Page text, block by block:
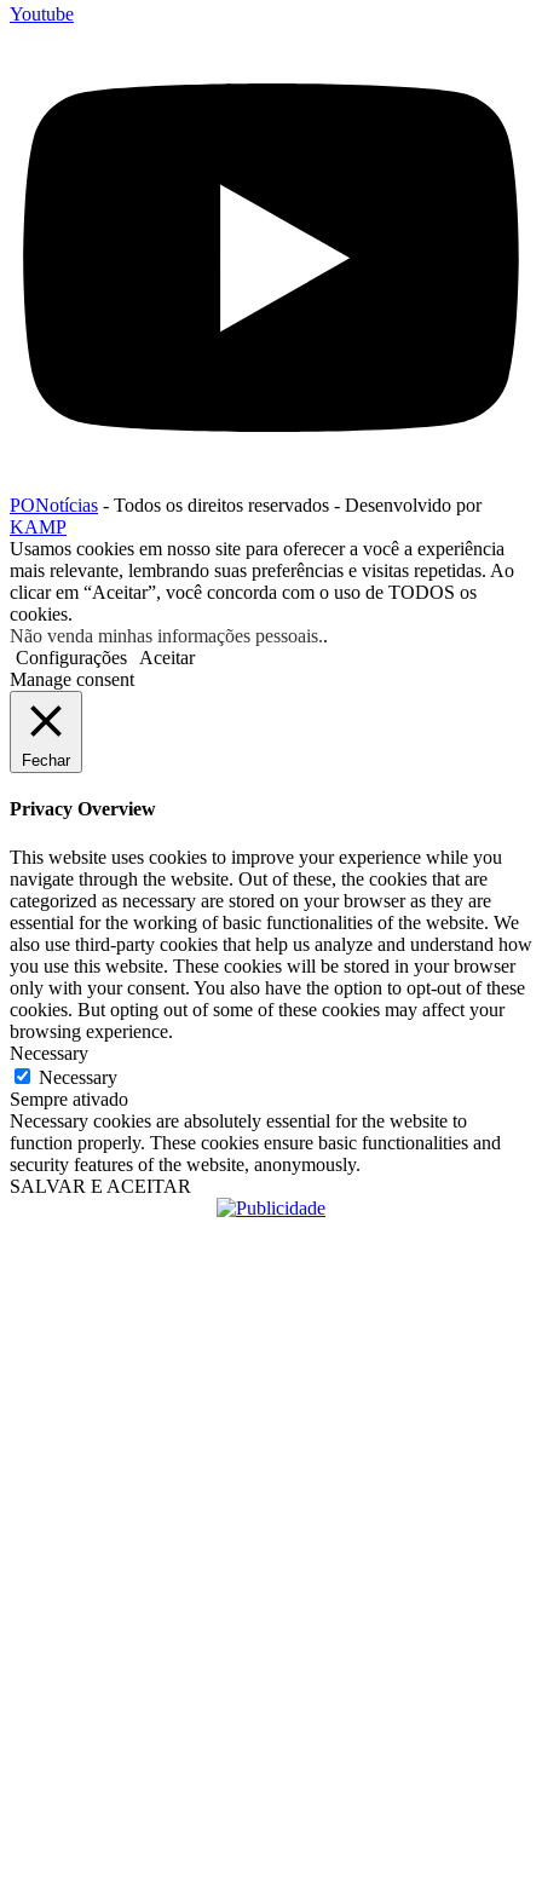
Youtube
PONotícias - Todos os direitos reservados - Desenvolvido por
KAMP
Usamos cookies em nosso site para oferecer a você a experiência
mais relevante, lembrando suas preferências e visitas repetidas. Ao
clicar em “Aceitar”, você concorda com o uso de TODOS os
cookies.
Não venda minhas informações pessoais..
Configurações
Aceitar
Manage consent
Fechar
Privacy Overview
This website uses cookies to improve your experience while you
navigate through the website. Out of these, the cookies that are
categorized as necessary are stored on your browser as they are
essential for the working of basic functionalities of the website. We
also use third-party cookies that help us analyze and understand how
you use this website. These cookies will be stored in your browser
only with your consent. You also have the option to opt-out of these
cookies. But opting out of some of these cookies may affect your
browsing experience.
Necessary
Necessary
Sempre ativado
Necessary cookies are absolutely essential for the website to
function properly. These cookies ensure basic functionalities and
security features of the website, anonymously.
SALVAR E ACEITAR